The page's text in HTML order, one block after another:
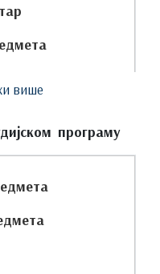
више
програму